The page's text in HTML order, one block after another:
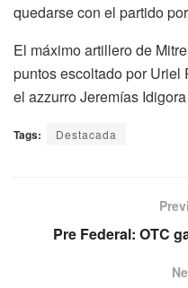
quedarse con el partido
El máximo artillero de
puntos escoltado por Uriel
el azzurro Jeremías
Tags: Destacada
Pre Federal: OTC